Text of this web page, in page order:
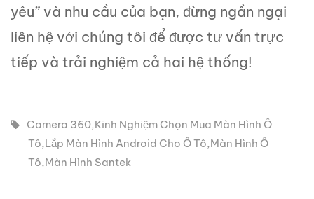
yêu” và nhu cầu của bạn, đừng ngần ngại
liên hệ với chúng tôi để được tư vấn trực
tiếp và trải nghiệm cả hai hệ thống!
Camera 360,Kinh Nghiệm Chọn Mua Màn Hình Ô
Tô,Lắp Màn Hình Android Cho Ô Tô,Màn Hình Ô
Tô,Màn Hình Santek